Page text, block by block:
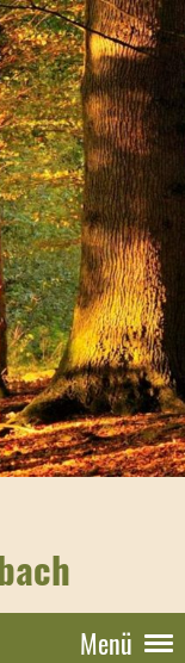
Menü